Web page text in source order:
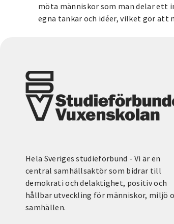
möta människor som man delar ett
egna tankar och idéer, vilket gör att
Hela Sveriges studieförbund - Vi är en
central samhällsaktör som bidrar till
demokrati och delaktighet, positiv och
hållbar utveckling för människor, miljö
samhällen.